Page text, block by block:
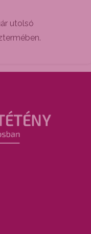
utolsó